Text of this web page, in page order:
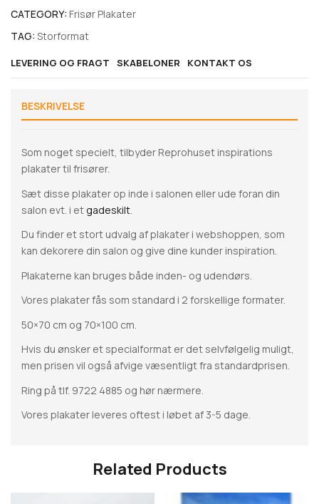
CATEGORY: Frisør Plakater
TAG: Storformat
LEVERING OG FRAGT SKABELONER KONTAKT OS
BESKRIVELSE
Som noget specielt, tilbyder Reprohuset inspirations
plakater til frisører.
Sæt disse plakater op inde i salonen eller ude foran din
salon evt. i et gadeskilt
Du finder et stort udvalg af plakater i webshoppen, som
kan dekorere din salon og give dine kunder inspiration.
Plakaterne kan bruges både inden- og udendørs.
Vores plakater fås som standard i 2 forskellige formater.
50×70 cm og 70×100 cm.
Hvis du ønsker et specialformat er det selvfølgelig muligt,
men prisen vil også afvige væsentligt fra standardprisen.
Ring på tlf. 9722 4885 og hør nærmere.
Vores plakater leveres oftest i løbet af 3-5 dage.
Related Products